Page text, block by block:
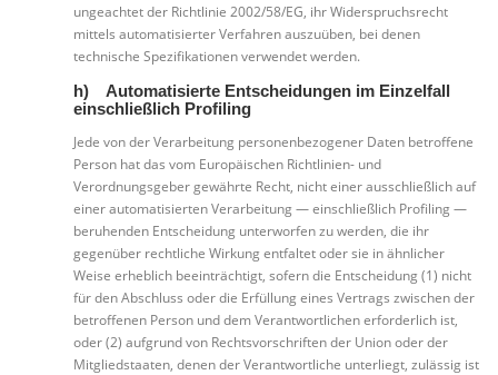
ungeachtet der Richtlinie 2002/58/EG, ihr Widerspruchsrecht
mittels automatisierter Verfahren auszuüben, bei denen
technische Spezifikationen verwendet werden.
h) Automatisierte Entscheidungen im Einzelfall
einschließlich Profiling
Jede von der Verarbeitung personenbezogener Daten betroffene
Person hat das vom Europäischen Richtlinien- und
Verordnungsgeber gewährte Recht, nicht einer ausschließlich auf
einer automatisierten Verarbeitung — einschließlich Profiling —
beruhenden Entscheidung unterworfen zu werden, die ihr
gegenüber rechtliche Wirkung entfaltet oder sie in ähnlicher
Weise erheblich beeinträchtigt, sofern die Entscheidung (1) nicht
für den Abschluss oder die Erfüllung eines Vertrags zwischen der
betroffenen Person und dem Verantwortlichen erforderlich ist,
oder (2) aufgrund von Rechtsvorschriften der Union oder der
Mitgliedstaaten, denen der Verantwortliche unterliegt, zulässig ist